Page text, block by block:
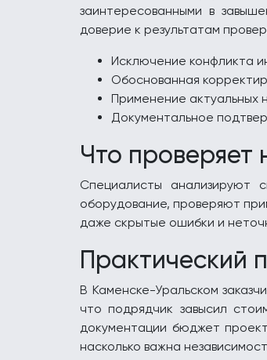
заинтересованными в
доверие к результатам
Исключение конфликта
Обоснованная
Применение актуальных
Документальное
Что проверяет
Специалисты анализируют
оборудование, проверяют
даже скрытые ошибки и
Практический
В Каменске-Уральском
что подрядчик завысил
документации бюджет
насколько важна